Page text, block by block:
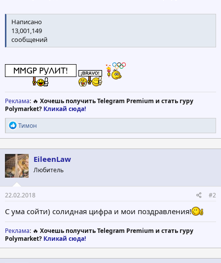
Написано
13,001,149
сообщений
Реклама: 🔥 Хочешь получить Telegram Premium и стать гуру
Polymarket? Кликай сюда!
Р
е
а
к
ц
и
и
:
Тимон
EileenLaw
Любитель
22.02.2018 #2
С ума сойти) солидная цифра и мои поздравления!
Реклама: 🔥 Хочешь получить Telegram Premium и стать гуру
Polymarket? Кликай сюда!